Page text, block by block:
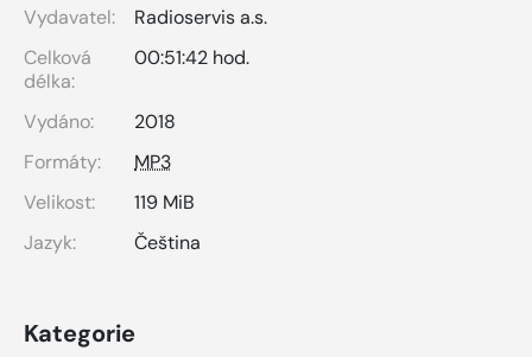
Vydavatel:
Radioservis a.s.
Celková
délka:
00:51:42 hod.
Vydáno:
2018
Formáty:
MP3
Velikost:
119 MiB
Jazyk:
Čeština
Kategorie